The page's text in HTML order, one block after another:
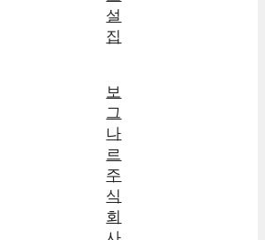
설
집
보
그
나
르
주
식
회